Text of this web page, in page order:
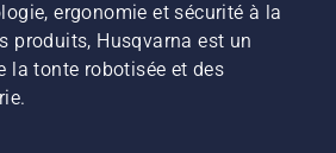
ergonomie et sécurité à la
produits, Husqvarna est un
la tonte robotisée et des